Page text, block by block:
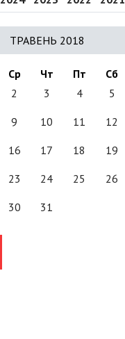
ТРАВЕНЬ 2018
Ср Чт Пт Сб
2 3 4 5
9 10 11 12
16 17 18 19
23 24 25 26
30 31